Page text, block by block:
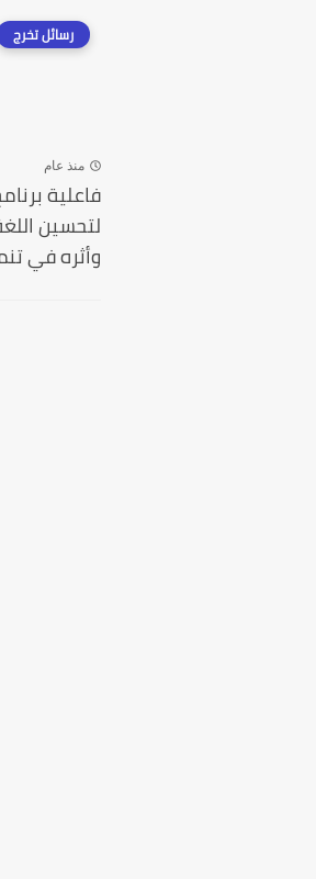
رسائل تخرج
منذ عام
فاعلية
لتحسين
وأثره في